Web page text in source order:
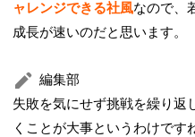
ャレンジできる社風なので、
成長が速いのだと思います。
編集部
失敗を気にせず挑戦を繰り返
くことが大事というわけです